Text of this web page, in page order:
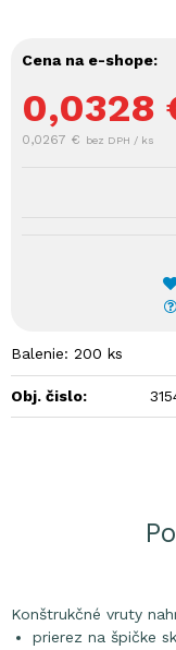
Cena na e-shope:
0,0328
0,0267 € bez DPH / ks
Balenie: 200 ks
Obj. čislo:
Konštrukčné vruty
prierez na špičke